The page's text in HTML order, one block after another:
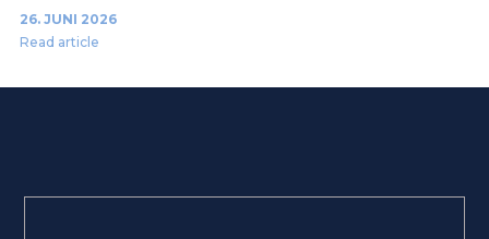
26. JUNI 2026
Read article